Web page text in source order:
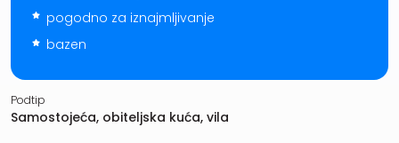
pogodno za iznajmljivanje
bazen
Podtip
Samostojeća, obiteljska kuća, vila